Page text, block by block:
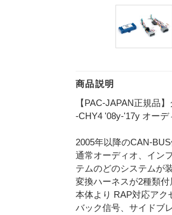
商品説明
【PAC-JAPAN正規品
-CHY4 '08y-'17y オー
2005年以降のCAN-
通常オーディオ、イン
テムのどのシステムが
変換ハーネスが2種類
本体より RAP対応アク
バック信号、サイドブ